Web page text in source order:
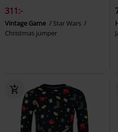
311:-
Vintage Game
Star Wars
Christmas jumper